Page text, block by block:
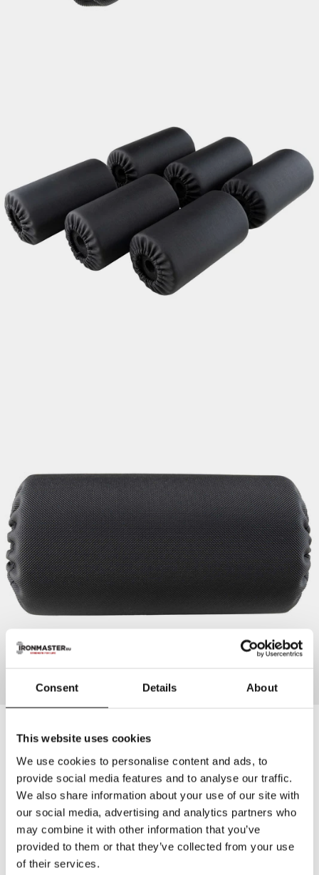
Consent Details About
This website uses cookies
We use cookies to personalise content and ads, to
provide social media features and to analyse our traffic.
We also share information about your use of our site with
our social media, advertising and analytics partners who
may combine it with other information that you’ve
provided to them or that they’ve collected from your use
of their services.
Ironmaster Roller Cover and Pad Set voor Leg
Attachment
Meer dan 10 jaar garantie, boven de industriestandaard.
Meer info
€60,00